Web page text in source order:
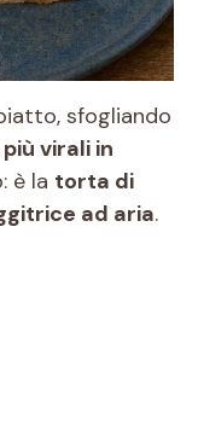
sfogliando
virali in
è la torta di
ad aria.